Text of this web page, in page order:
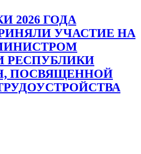
2026 ГОДА
УЧАСТИЕ НА
РЕСПУБЛИКИ
ПОСВЯЩЕННОЙ